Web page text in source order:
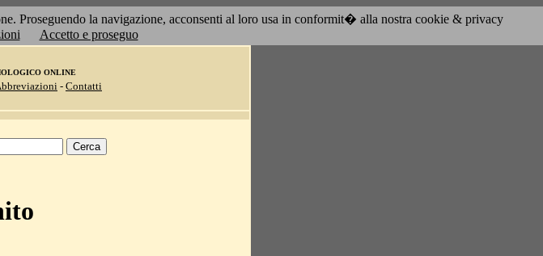
Proseguendo la navigazione, acconsenti al loro usa in conformit� alla nostra cookie & privacy
Accetto e proseguo
ONLINE
- Contatti